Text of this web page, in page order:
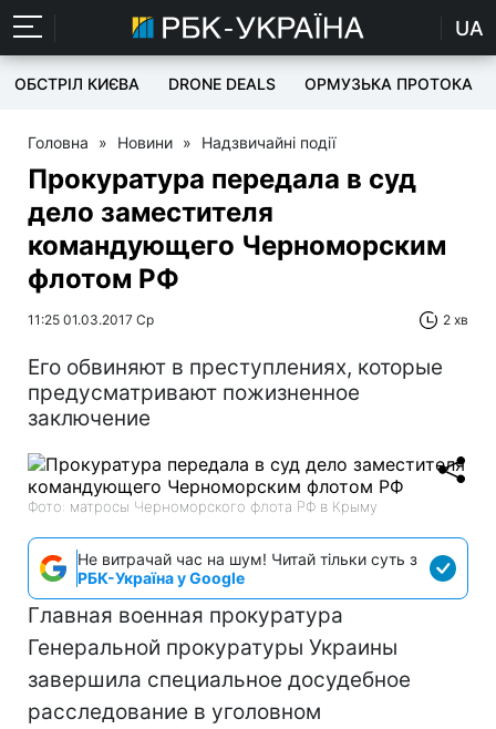
UA
ОБСТРІЛ КИЄВА DRONE DEALS ОРМУЗЬКА ПРОТОКА
Головна » Новини » Надзвичайні події
Прокуратура передала в суд
дело заместителя
командующего Черноморским
флотом РФ
11:25 01.03.2017 Ср 2 хв
Его обвиняют в преступлениях, которые
предусматривают пожизненное
заключение
Фото: матросы Черноморского флота РФ в Крыму
Не витрачай час на шум! Читай тільки суть з
РБК-Україна у Google
Главная военная прокуратура
Генеральной прокуратуры Украины
завершила специальное досудебное
расследование в уголовном